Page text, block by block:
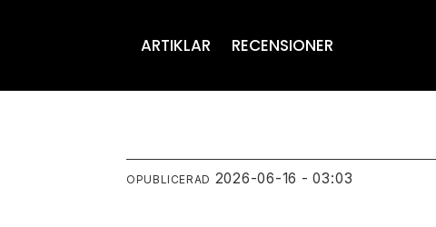
ARTIKLAR RECENSIONER
OPUBLICERAD 2026-06-16 - 03:03